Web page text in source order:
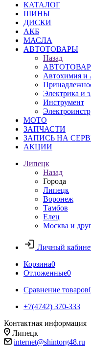
КАТАЛОГ
ШИНЫ
ДИСКИ
АКБ
МАСЛА
АВТОТОВАРЫ
Назад
Автохимия и
Электрика и
Инструмент
МОТО
ЗАПЧАСТИ
ЗАПИСЬ НА
АКЦИИ
Липецк
Назад
Города
Липецк
Воронеж
Тамбов
Елец
Москва и
Личный
Корзина0
Отложенные0
Сравнение товаров
+7(4742) 370-333
Контактная информация
Липецк
internet@shintorg48.ru